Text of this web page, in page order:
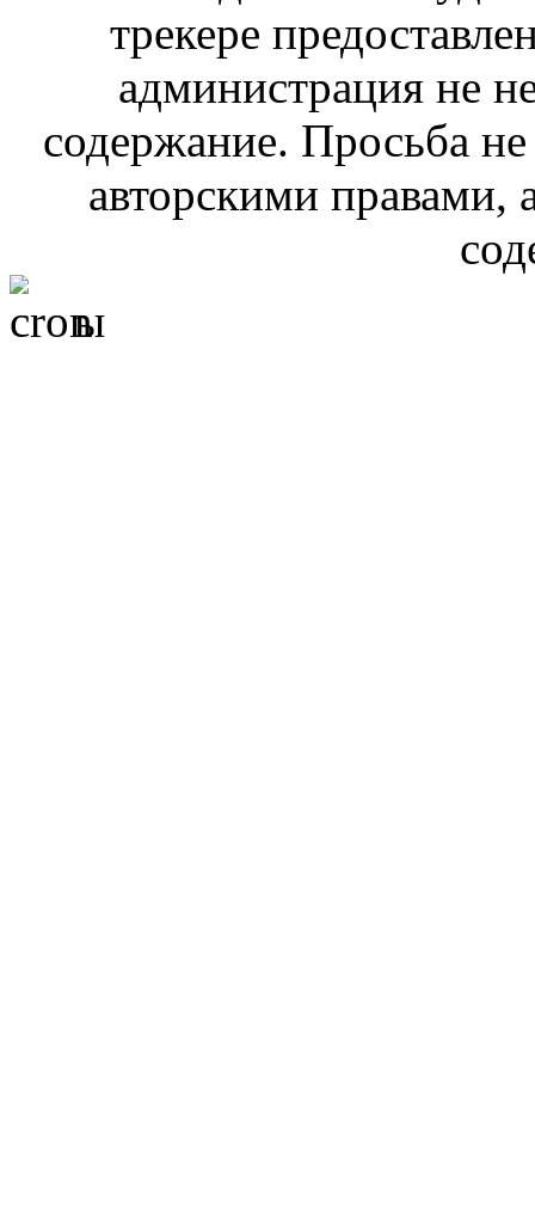
трекере
администрация не
содержание. Просьба
авторскими правами,
ы